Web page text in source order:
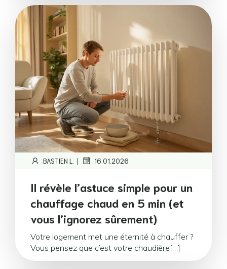
BASTIEN L. | 16.01.2026
Il révèle l’astuce simple pour un
chauffage chaud en 5 min (et
vous l’ignorez sûrement)
Votre logement met une éternité à chauffer ?
Vous pensez que c’est votre chaudière[…]